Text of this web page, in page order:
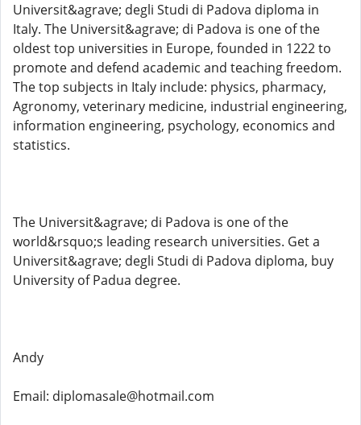
Universit&agrave; degli Studi di Padova diploma in
Italy. The Universit&agrave; di Padova is one of the
oldest top universities in Europe, founded in 1222 to
promote and defend academic and teaching freedom.
The top subjects in Italy include: physics, pharmacy,
Agronomy, veterinary medicine, industrial engineering,
information engineering, psychology, economics and
statistics.
The Universit&agrave; di Padova is one of the
world&rsquo;s leading research universities. Get a
Universit&agrave; degli Studi di Padova diploma, buy
University of Padua degree.
Andy
Email: diplomasale@hotmail.com